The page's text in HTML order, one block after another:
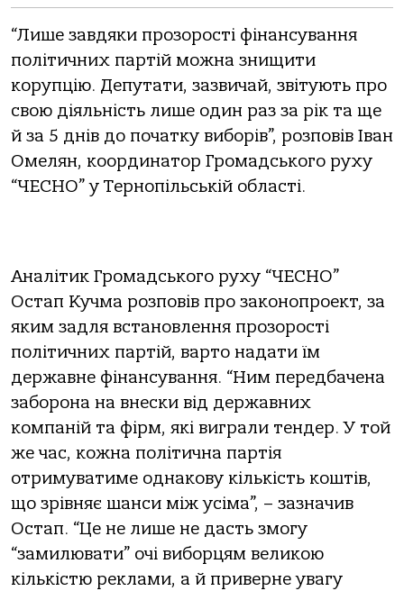
“Лише завдяки прозорості фінансування
політичних партій можна знищити
корупцію. Депутати, зазвичай, звітують про
свою діяльність лише один раз за рік та ще
й за 5 днів до початку виборів”, розповів Іван
Омелян, координатор Громадського руху
“ЧЕСНО” у Тернопільській області.
Аналітик Громадського руху “ЧЕСНО”
Остап Кучма розповів про законопроект, за
яким задля встановлення прозорості
політичних партій, варто надати їм
державне фінансування. “Ним передбачена
заборона на внески від державних
компаній та фірм, які виграли тендер. У той
же час, кожна політична партія
отримуватиме однакову кількість коштів,
що зрівняє шанси між усіма”, – зазначив
Остап. “Це не лише не дасть змогу
“замилювати” очі виборцям великою
кількістю реклами, а й приверне увагу